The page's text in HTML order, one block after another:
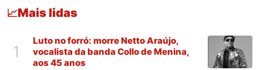
📈Mais lidas
1
Luto no forró: morre Netto Araújo,
vocalista da banda Collo de Menina,
aos 45 anos